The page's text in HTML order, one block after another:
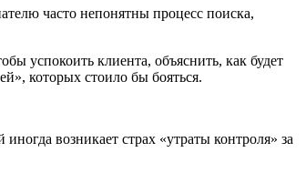
часто непонятны процесс поиска,
успокоить клиента, объяснить, как будет
которых стоило бы бояться.
возникает страх «утраты контроля» за